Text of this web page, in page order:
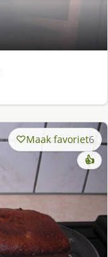
Maak favoriet6
👍